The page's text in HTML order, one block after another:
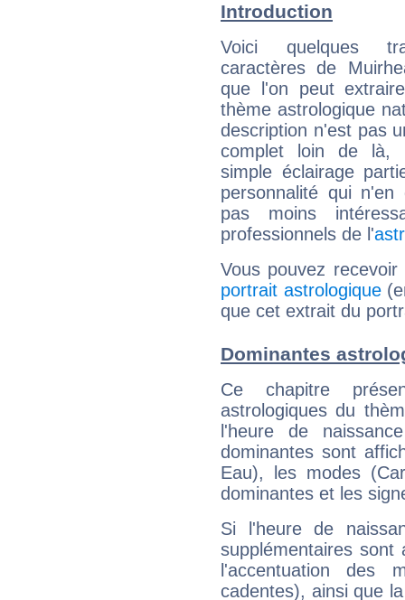
Introduction
Voici quelques
caractères de
que l'on peut
thème astrologique
description n'est pas
complet loin de là,
simple éclairage
personnalité qui n'en
pas moins
professionnels de l'
Vous pouvez
portrait astrologique
que cet extrait du
Dominantes
Ce chapitre
astrologiques du
l'heure de
dominantes sont
Eau), les modes
dominantes et les
Si l'heure de
supplémentaires sont
l'accentuation des
cadentes), ainsi que